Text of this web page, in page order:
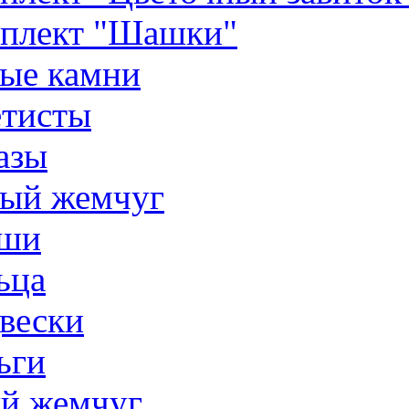
"Шашки"
камни
жемчуг